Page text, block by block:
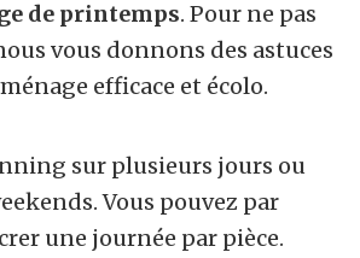
de printemps. Pour ne pas
vous donnons des astuces
efficace et écolo.
sur plusieurs jours ou
Vous pouvez par
une journée par pièce.